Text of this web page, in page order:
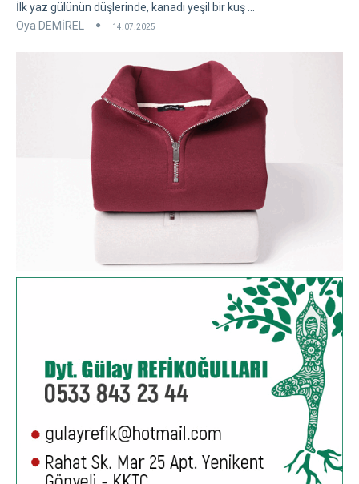
İlk yaz gülünün düşlerinde, kanadı yeşil bir kuş ...
Oya DEMİREL
14.07.2025